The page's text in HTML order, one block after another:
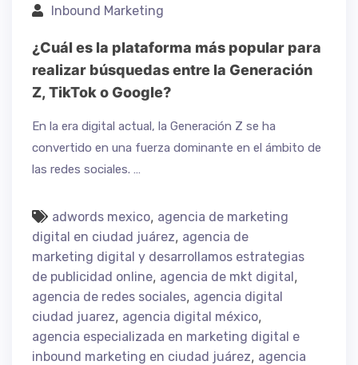
Inbound Marketing
¿Cuál es la plataforma más popular para
realizar búsquedas entre la Generación
Z, TikTok o Google?
En la era digital actual, la Generación Z se ha
convertido en una fuerza dominante en el ámbito de
las redes sociales. …
adwords mexico, agencia de marketing
digital en ciudad juárez, agencia de
marketing digital y desarrollamos estrategias
de publicidad online, agencia de mkt digital,
agencia de redes sociales, agencia digital
ciudad juarez, agencia digital méxico,
agencia especializada en marketing digital e
inbound marketing en ciudad juárez, agencia